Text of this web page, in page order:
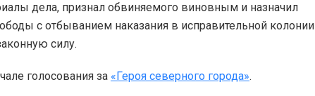
дела, признал обвиняемого виновным и назначил
с отбыванием наказания в исправительной колонии
силу.
голосования за «Героя северного города».